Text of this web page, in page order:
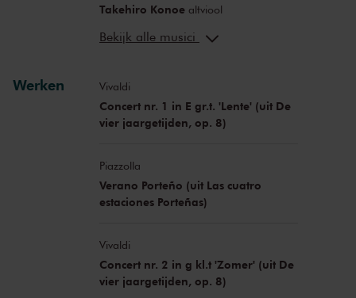
Takehiro Konoealtviool
Anton Spronk
Sasha Witteveencontrabas
klavecimbel
Bekijk alle musici
Werken Vivaldi
Concert nr. 1 in E gr.t. 'Lente' (uit De
vier jaargetijden, op. 8)
Piazzolla
Verano Porteño (uit Las cuatro
estaciones Porteñas)
Vivaldi
Concert nr. 2 in g kl.t 'Zomer' (uit De
vier jaargetijden, op. 8)